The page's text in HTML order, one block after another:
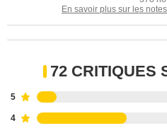
En savoir plus sur les
72 CRITIQUES
5
4